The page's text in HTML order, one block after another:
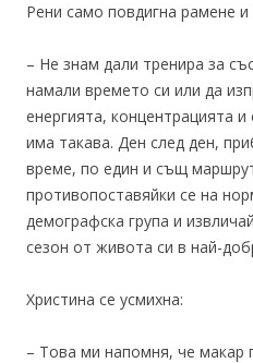
Рени само повдигна рамене и
– Не знам дали тренира за
намали времето си или да
енергията, концентрацията
има такава. Ден след ден,
време, по един и същ
противопоставяйки се на
демографска група и
сезон от живота си в най-
Христина се усмихна:
– Това ми напомня, че макар